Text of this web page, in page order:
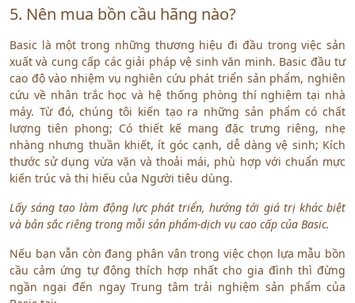
5. Nên mua bồn cầu hãng nào?
Basic là một trong những thương hiệu đi đầu trong việc sản
xuất và cung cấp các giải pháp vệ sinh văn minh. Basic đầu tư
cao độ vào nhiệm vụ nghiên cứu phát triển sản phẩm, nghiên
cứu về nhân trắc học và hệ thống phòng thí nghiệm tại nhà
máy. Từ đó, chúng tôi kiến tạo ra những sản phẩm có chất
lượng tiên phong; Có thiết kế mang đặc trưng riêng, nhẹ
nhàng nhưng thuần khiết, ít góc cạnh, dễ dàng vệ sinh; Kích
thước sử dụng vừa vặn và thoải mái, phù hợp với chuẩn mực
kiến trúc và thị hiếu của Người tiêu dùng.
Lấy sáng tạo làm động lực phát triển, hướng tới giá trị khác biệt
và bản sắc riêng trong mỗi sản phẩm-dịch vụ cao cấp của Basic.
Nếu bạn vẫn còn đang phân vân trong việc chọn lựa mẫu bồn
cầu cảm ứng tự động thích hợp nhất cho gia đình thì đừng
ngần ngại đến ngay Trung tâm trải nghiệm sản phẩm của